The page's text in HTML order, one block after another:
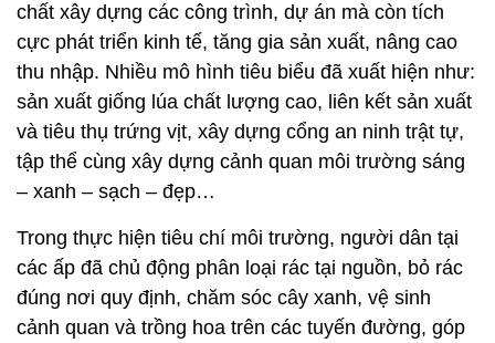
chất xây dựng các công trình, dự án mà còn tích
cực phát triển kinh tế, tăng gia sản xuất, nâng cao
thu nhập. Nhiều mô hình tiêu biểu đã xuất hiện như:
sản xuất giống lúa chất lượng cao, liên kết sản xuất
và tiêu thụ trứng vịt, xây dựng cổng an ninh trật tự,
tập thể cùng xây dựng cảnh quan môi trường sáng
– xanh – sạch – đẹp…
Trong thực hiện tiêu chí môi trường, người dân tại
các ấp đã chủ động phân loại rác tại nguồn, bỏ rác
đúng nơi quy định, chăm sóc cây xanh, vệ sinh
cảnh quan và trồng hoa trên các tuyến đường, góp